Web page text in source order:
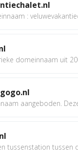
:
domeinnaam uit
aangeboden.
tussenstation tussen